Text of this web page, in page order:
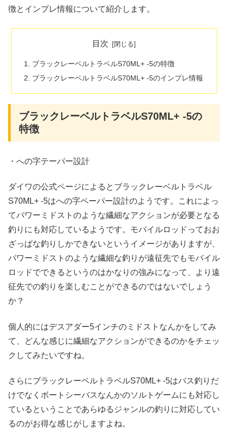
徴とインプレ情報について紹介します。
目次
ブラックレーベルトラベルS70ML+ -5の特徴
ブラックレーベルトラベルS70ML+ -5のインプレ情報
ブラックレーベルトラベルS70ML+ -5の
特徴
・への字テーパー設計
ダイワの公式ページによるとブラックレーベルトラベル
S70ML+ -5はへの字ペーパー設計のようです。これによっ
てパワーミドストのような繊細なアクションが必要となる
釣りにも対応しているようです。モバイルロッドっておお
ざっぱな釣りしかできないというイメージがありますが、
パワーミドストのような繊細な釣りが遠征先でもモバイル
ロッドでできるというのはかなりの強みになって、より遠
征先での釣りを楽しむことができるのではないでしょう
か？
個人的にはデスアダー5インチのミドストなんかをしてみ
て、どんな感じに繊細なアクションができるのかをチェッ
クしてみたいですね。
さらにブラックレーベルトラベルS70ML+ -5はバス釣りだ
けでなくボートシーバスなんかのソルトゲームにも対応し
ているということであらゆるジャンルの釣りに対応してい
るのがお得な感じがしますよね。